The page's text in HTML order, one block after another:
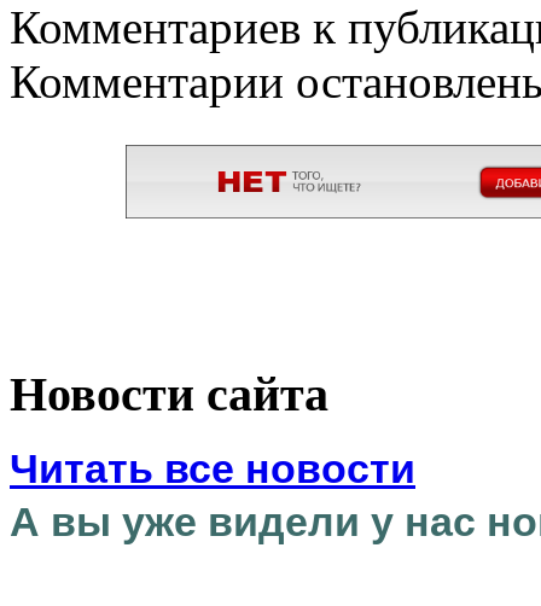
Комментариев к
Комментарии
Новости сайта
Читать все новости
А вы уже видели у нас